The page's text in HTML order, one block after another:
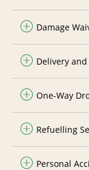
Damage
Delivery
One-Way
Refuelling
Personal